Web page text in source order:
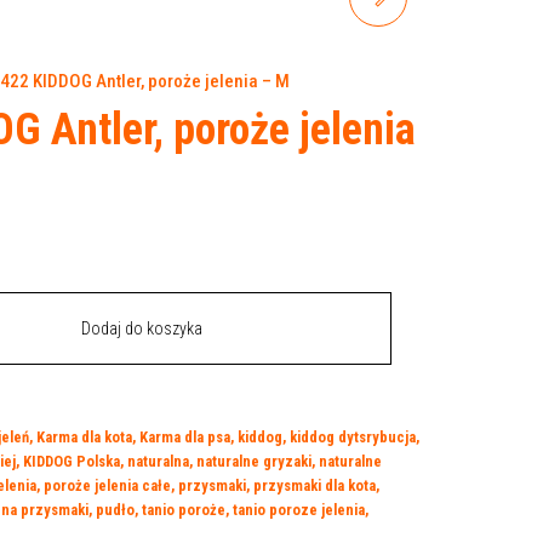
KIDDOG Antler, poroże jelenia – M
Antler, poroże jelenia
Dodaj do koszyka
jeleń, Karma dla kota, Karma dla psa, kiddog, kiddog dytsrybucja,
, KIDDOG Polska, naturalna, naturalne gryzaki, naturalne
, poroże jelenia całe, przysmaki, przysmaki dla kota,
przysmaki, pudło, tanio poroże, tanio poroze jelenia,